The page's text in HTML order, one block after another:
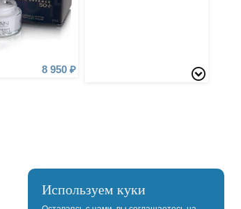
8 950 ₽
Используем куки